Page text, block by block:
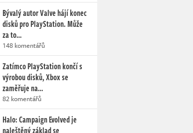
Bývalý autor Valve hájí konec
disků pro PlayStation. Může
za to…
148 komentářů
Zatímco PlayStation končí s
výrobou disků, Xbox se
zaměřuje na…
82 komentářů
Halo: Campaign Evolved je
naleštěný základ se